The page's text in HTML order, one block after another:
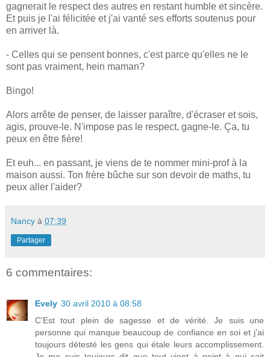
gagnerait le respect des autres en restant humble et sincère.
Et puis je l'ai félicitée et j'ai vanté ses efforts soutenus pour
en arriver là.
- Celles qui se pensent bonnes, c'est parce qu'elles ne le
sont pas vraiment, hein maman?
Bingo!
Alors arrête de penser, de laisser paraître, d'écraser et sois,
agis, prouve-le. N'impose pas le respect, gagne-le. Ça, tu
peux en être fière!
Et euh... en passant, je viens de te nommer mini-prof à la
maison aussi. Ton frère bûche sur son devoir de maths, tu
peux aller l'aider?
Nancy à 07:39
Partager
6 commentaires:
Evely 30 avril 2010 à 08:58
C'Est tout plein de sagesse et de vérité. Je suis une
personne qui manque beaucoup de confiance en soi et j'ai
toujours détesté les gens qui étale leurs accomplissement.